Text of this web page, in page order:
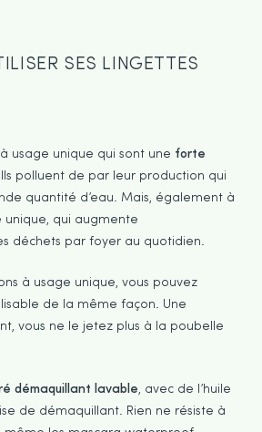
SES LINGETTES
usage unique qui sont une forte
polluent de par leur production qui
quantité d’eau. Mais, également à
unique, qui augmente
déchets par foyer au quotidien.
à usage unique, vous pouvez
de la même façon. Une
vous ne le jetez plus à la poubelle
démaquillant lavable, avec de l’huile
de démaquillant. Rien ne résiste à